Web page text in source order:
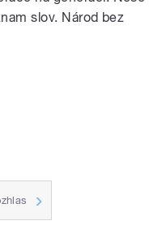
slov. Národ bez